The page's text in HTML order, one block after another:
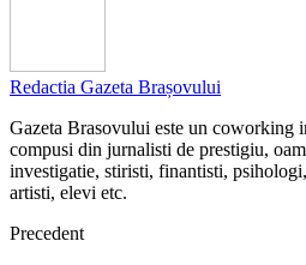
Redactia Gazeta Brașovului
Gazeta Brasovului este un coworking
compusi din jurnalisti de prestigiu,
investigatie, stiristi, finantisti,
artisti, elevi etc.
Precedent